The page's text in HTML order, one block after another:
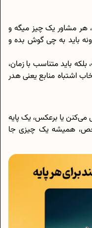
هر مشاور یک چیز میگه و
باید به چی گوش بده و
باید متناسب با زمان،
اشتباه منابع یعنی هدر
می‌کنن یا برعکس، یک پایه
همیشه یک چیزی جا